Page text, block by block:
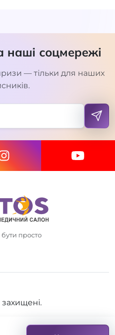
наші соцмережі
— тільки для наших
просто
захищені.